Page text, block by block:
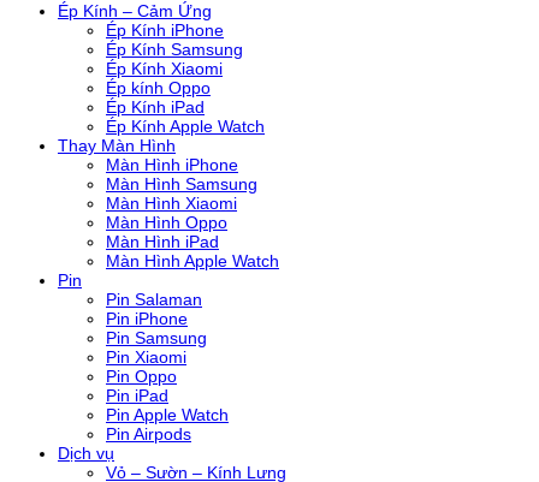
Ép Kính – Cảm Ứng
Ép Kính iPhone
Ép Kính Samsung
Ép Kính Xiaomi
Ép kính Oppo
Ép Kính iPad
Ép Kính Apple Watch
Thay Màn Hình
Màn Hình iPhone
Màn Hình Samsung
Màn Hình Xiaomi
Màn Hình Oppo
Màn Hình iPad
Màn Hình Apple Watch
Pin
Pin Salaman
Pin iPhone
Pin Samsung
Pin Xiaomi
Pin Oppo
Pin iPad
Pin Apple Watch
Pin Airpods
Dịch vụ
Vỏ – Sườn – Kính Lưng